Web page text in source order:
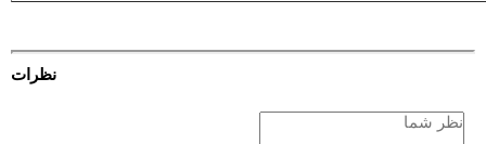
نظرات